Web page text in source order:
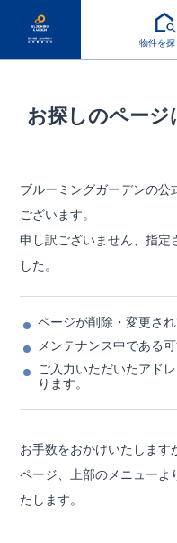
物件を探
お探しのペー
ブルーミングガーデンの公
ございます。
申し訳ございません、指定
した。
ページが削除・変更さ
メンテナンス中である
ご入力いただいたアド
ります。
お手数をおかけいたしま
ページ、
上部のメニュー
たします。